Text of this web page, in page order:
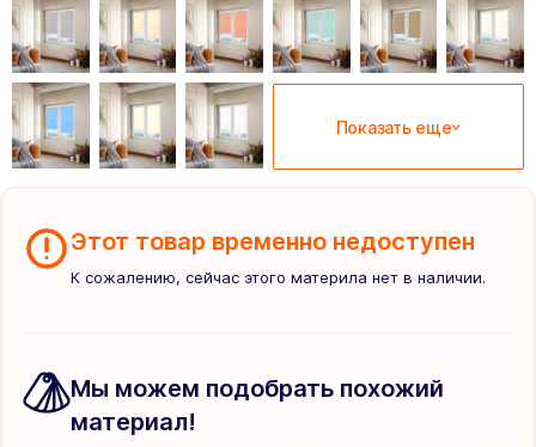
Показать еще
Этот товар временно недоступен
К сожалению, сейчас этого материла нет в наличии.
Мы можем подобрать похожий
материал!